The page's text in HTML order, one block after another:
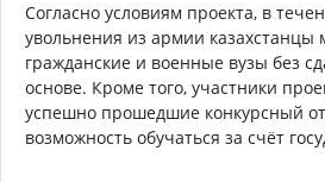
Согласно условиям проекта, в
увольнения из армии казахстанцы
гражданские и военные вузы без
основе. Кроме того, участники
успешно прошедшие конкурсный
возможность обучаться за счёт